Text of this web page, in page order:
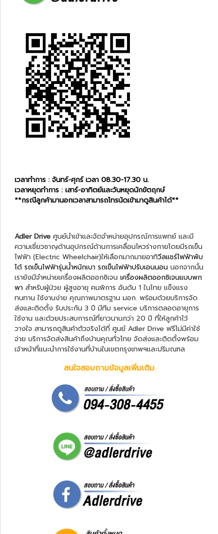
เวลาทำการ : จันทร์-ศุกร์ เวลา 08.30-17.30 น.
เวลาหยุดทำการ : เสาร์-อาทิตย์และวันหยุดนักขัตฤกษ์
**กรณีลูกค้ามานอกเวลาสามารถโทรนัดเข้ามาดูสินค้าได้**
Adler Drive ศูนย์นำเข้าและจัดจำหน่ายอุปกรณ์การแพทย์ และมี
ความเชี่ยวชาญด้านอุปกรณ์ด้านการเคลื่อนไหวร่างกายโดยมีรถเข็น
ไฟฟ้า (Electric Wheelchair)ให้เลือกมากมายอาทิวีลแชร์ไฟฟ้าพับ
ได้ รถเข็นไฟฟ้ารุ่นน้ำหนักเบา รถเข็นไฟฟ้าปรับเอนนอน นอกจากนั้น
เรายังมีจำหน่ายเครื่องผลิตออกซิเจน เครื่องผลิตออกซิเจนแบบพก
พา สำหรับผู้ป่วย ผู้สูงอายุ คนพิการ อันดับ 1 ในไทย แข็งแรง
ทนทาน ใช้งานง่าย คุณภาพมาตรฐาน มอก. พร้อมด้วยบริการจัด
ส่งและติดตั้ง รับประกัน 3 ปี มีทีม service บริการตลอดอายุการ
ใช้งาน และด้วยประสบการณ์ที่ยาวนานกว่า 20 ปี ที่ให้ลูกค้าไว้
วางใจ สามารถดูสินค้าตัวจริงได้ที่ ศูนย์ Adler Drive ฟรีไม่มีค่าใช้
จ่าย บริการจัดส่งสินค้าถึงบ้านคุณทั่วไทย จัดส่งและติดตั้งพร้อม
เจ้าหน้าที่แนะนำการใช้งานที่บ้านในเขตกรุงเทพฯและปริมณฑล
สนใจสอบถามข้อมูลเพิ่มเติม